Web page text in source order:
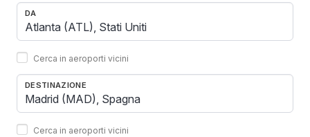
DA
Cerca in aeroporti vicini
DESTINAZIONE
Cerca in aeroporti vicini